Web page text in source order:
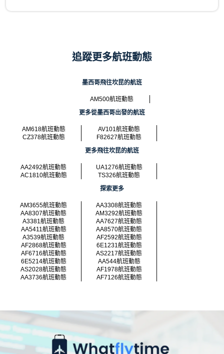
追蹤更多航班動態
墨西哥飛往坎昆的航班
AM500航班動態
更多從墨西哥出發的航班
AM618航班動態
AV101航班動態
CZ378航班動態
F82627航班動態
更多飛往坎昆的航班
AA2492航班動態
UA1276航班動態
AC1810航班動態
TS326航班動態
探索更多
AM3655航班動態
AA3308航班動態
AA8307航班動態
AM3292航班動態
A3381航班動態
AA7627航班動態
AA5411航班動態
AA8570航班動態
A3539航班動態
AF2592航班動態
AF2868航班動態
6E1231航班動態
AF6716航班動態
AS2217航班動態
6E5214航班動態
AA544航班動態
AS2028航班動態
AF1978航班動態
AA3736航班動態
AF7126航班動態